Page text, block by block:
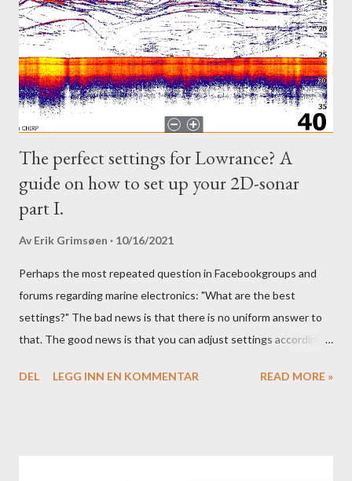
The perfect settings for Lowrance? A
guide on how to set up your 2D-sonar
part I.
Av Erik Grimsøen 10/16/2021
Perhaps the most repeated question in Facebookgroups and
forums regarding marine electronics: "What are the best
settings?" The bad news is that there is no uniform answer to
that. The good news is that you can adjust settings according
you should tweak and why. Here is part 1 of our guide to get the
DEL LEGG INN EN KOMMENTAR READ MORE »